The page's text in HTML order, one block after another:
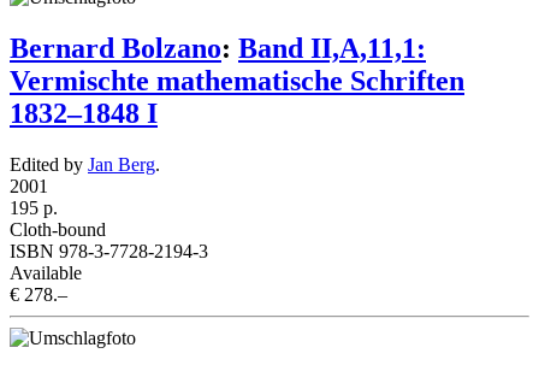
Bernard Bolzano: Band II,A,11,1:
Vermischte mathematische Schriften
1832–1848 I
Edited by Jan Berg.
2001
195 p.
Cloth-bound
ISBN 978-3-7728-2194-3
Available
€ 278.–